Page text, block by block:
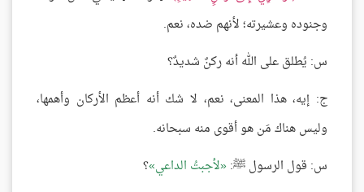
وجنوده وعشيرته؛ لأنهم ضده، نعم.
س: يُطلق على الله أنه ركنٌ شديدٌ؟
ج: إيه، هذا المعنى، نعم، لا شك أنه أعظم الأركان وأهمها،
وليس هناك مَن هو أقوى منه سبحانه.
س: قول الرسول ﷺ: لأجبتُ الداعي ؟